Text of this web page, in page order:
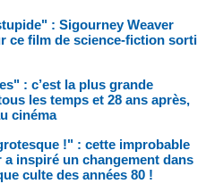
: Sigourney Weaver
ce film de science-fiction sorti
: c’est la plus grande
les temps et 28 ans après,
cinéma
!" : cette improbable
inspiré un changement dans
culte des années 80 !